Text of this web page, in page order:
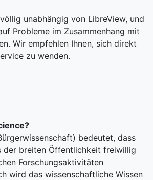
unabhängig von LibreView, und
Probleme im Zusammenhang mit
Wir empfehlen Ihnen, sich direkt
zu wenden.
bedeutet, dass
der breiten Öffentlichkeit freiwillig
Forschungsaktivitäten
wird das wissenschaftliche Wissen